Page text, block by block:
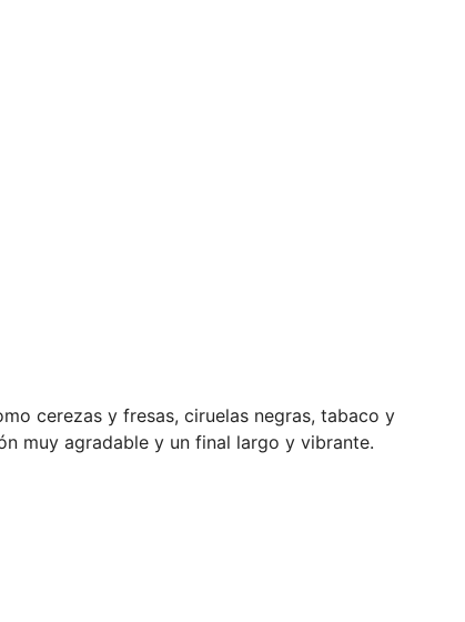
cerezas y fresas, ciruelas negras, tabaco y
muy agradable y un final largo y vibrante.